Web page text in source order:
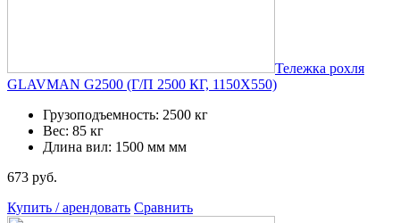
Тележка рохля
GLAVMAN G2500 (Г/П 2500 КГ, 1150Х550)
Грузоподъемность: 2500 кг
Вес: 85 кг
Длина вил: 1500 мм мм
673 руб.
Купить / арендовать Сравнить